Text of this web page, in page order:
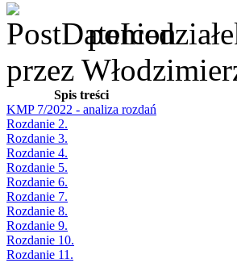
przez
Spis treści
KMP 7/2022 - analiza rozdań
Rozdanie 2.
Rozdanie 3.
Rozdanie 4.
Rozdanie 5.
Rozdanie 6.
Rozdanie 7.
Rozdanie 8.
Rozdanie 9.
Rozdanie 10.
Rozdanie 11.